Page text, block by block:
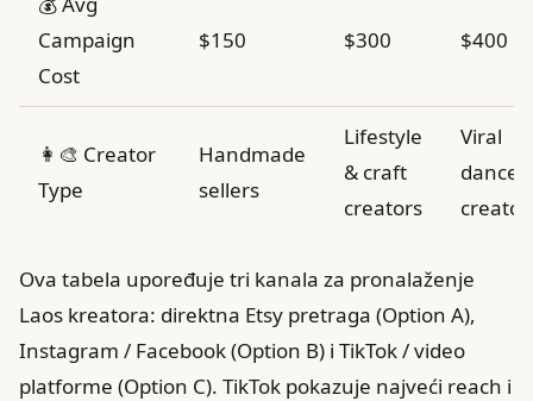
Campaign
Cost
$150 $300 $400
👩‍🎨 Creator
Type
Handmade
sellers
Lifestyle
& craft
creators
Viral
dance/
Ova tabela upoređuje tri kanala za pronalaženje
Laos kreatora: direktna Etsy pretraga (Option A),
Instagram / Facebook (Option B) i TikTok / video
platforme (Option C). TikTok pokazuje najveći reach i